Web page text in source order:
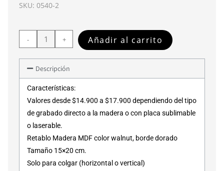
SKU: 0540-2
- + Añadir al carrito
Descripción
Características:
Valores desde $14.900 a $17.900 dependiendo del tipo
de grabado directo a la madera o con placa sublimable
o laserable.
Retablo Madera MDF color walnut, borde dorado
Tamaño 15×20 cm.
Solo para colgar (horizontal o vertical)